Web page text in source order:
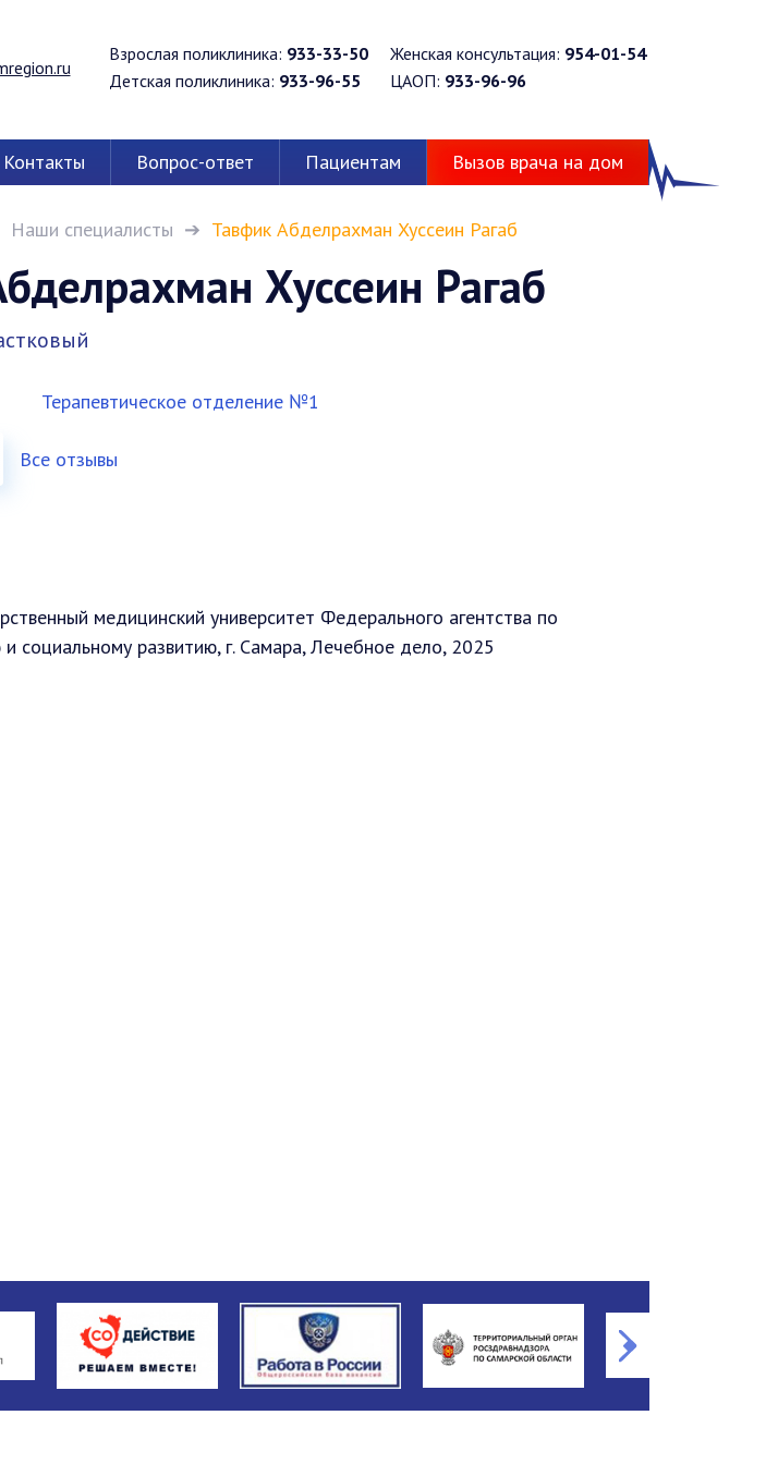
Взрослая поликлиника: 933-33-50
Детская поликлиника: 933-96-55
Женская консультация: 954-01-54
ЦАОП: 933-96-96
Контакты Вопрос-ответ Пациентам Вызов врача на дом
Наши специалисты Тавфик Абделрахман Хуссеин Рагаб
Хуссеин Рагаб
Терапевтическое отделение №1
Все отзывы
медицинский университет Федерального агентства по
социальному развитию, г. Самара, Лечебное дело, 2025